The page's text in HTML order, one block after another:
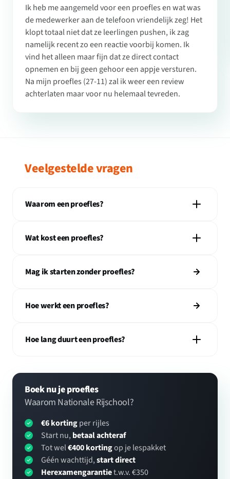
Ik heb me aangemeld voor een proefles en wat was
de medewerker aan de telefoon vriendelijk zeg! Het
klopt totaal niet dat ze leerlingen pushen, ik zag
namelijk recent zo een reactie voorbij komen. Ik
vind het alleen maar fijn dat ze direct contact
opnemen en bij geen gehoor een appje versturen.
Na mijn proefles (27-11) zal ik weer een review
achterlaten maar voor nu helemaal tevreden.
Veelgestelde vragen
Waarom een proefles?
Wat kost een proefles?
Mag ik starten zonder proefles?
Hoe werkt een proefles?
Hoe lang duurt een proefles?
Boek nu je proefles
Waarom Nationale Rijschool?
€6 kortingper rijles
Start nu, betaal achteraf
Tot wel€400 kortingop je lespakket
Géén wachttijd,start direct
Herexamengarantiet.w.v. €350